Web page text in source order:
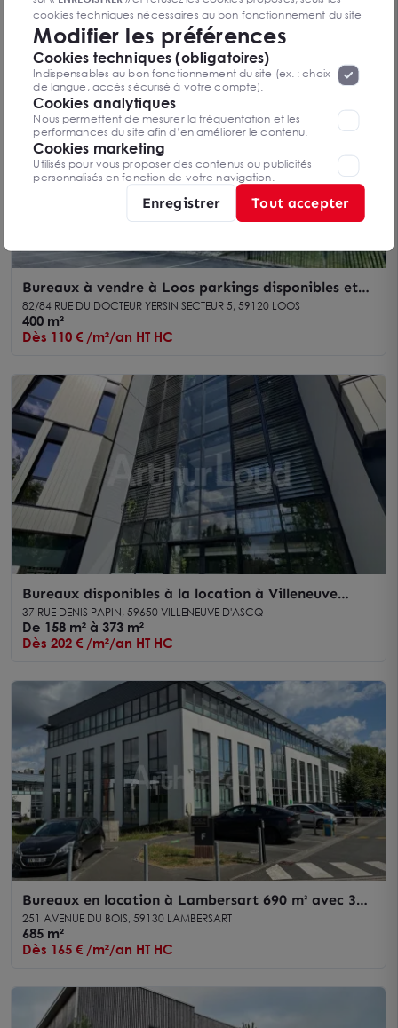
396 m²
Loyer sur demande
Visite vidéo
Bureaux à vendre à Loos parkings disponibles et
accès rapide à Lille
82/84 RUE DU DOCTEUR YERSIN SECTEUR 5, 59120 LOOS
400 m²
Dès 110 € /m²/an HT HC
Bureaux disponibles à la location à Villeneuve
d'Ascq - Espaces de travail clés en main
37 RUE DENIS PAPIN, 59650 VILLENEUVE D'ASCQ
De 158 m² à 373 m²
Dès 202 € /m²/an HT HC
Bureaux en location à Lambersart 690 m² avec 33
parkings extérieurs
251 AVENUE DU BOIS, 59130 LAMBERSART
685 m²
Dès 165 € /m²/an HT HC
cookies techniques nécessaires au bon fonctionnement du site
seront déposés. Pour plus d’informations, vous pouvez consulter
«Protection des données à caractère
personnel ».Lorsque vous naviguez sur notre site internet, il
peut être amenée à déposer des cookies. Vous avez la
possibilité de désactiver les cookies, ces réglages ne seront
valables que sur le navigateur que vous utilisez actuellement
Modifier les préférences
Cookies techniques (obligatoires)
Indispensables au bon fonctionnement du site (ex. : choix
de langue, accès sécurisé à votre compte).
Cookies analytiques
Nous permettent de mesurer la fréquentation et les
performances du site afin d’en améliorer le contenu.
Cookies marketing
Utilisés pour vous proposer des contenus ou publicités
personnalisés en fonction de votre navigation.
Enregistrer Tout accepter